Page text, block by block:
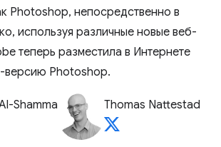
Photoshop, непосредственно в
используя различные новые веб-
теперь разместила в Интернете
версию Photoshop.
Shamma Thomas Nattestad